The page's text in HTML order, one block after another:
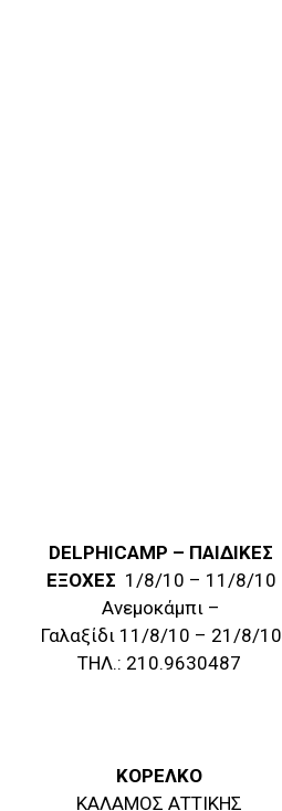
DELPHICAMP – ΠΑΙΔΙΚΕΣ
ΕΞΟΧΕΣ 1/8/10 – 11/8/10
Ανεμοκάμπι –
Γαλαξίδι 11/8/10 – 21/8/10
ΤΗΛ.: 210.9630487
ΚΟΡΕΛΚΟ
ΚΑΛΑΜΟΣ ΑΤΤΙΚΗΣ